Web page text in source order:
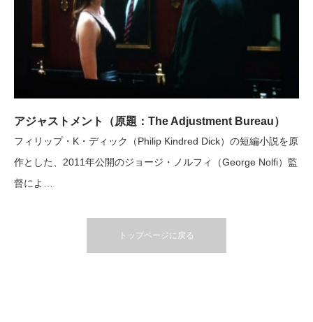
アジャストメント（原題：The Adjustment Bureau）
フィリップ・K・ディック（Philip Kindred Dick）の短編小説を原
作とした、2011年公開のジョージ・ノルフィ（George Nolfi）監
督によ…
トップページに戻る